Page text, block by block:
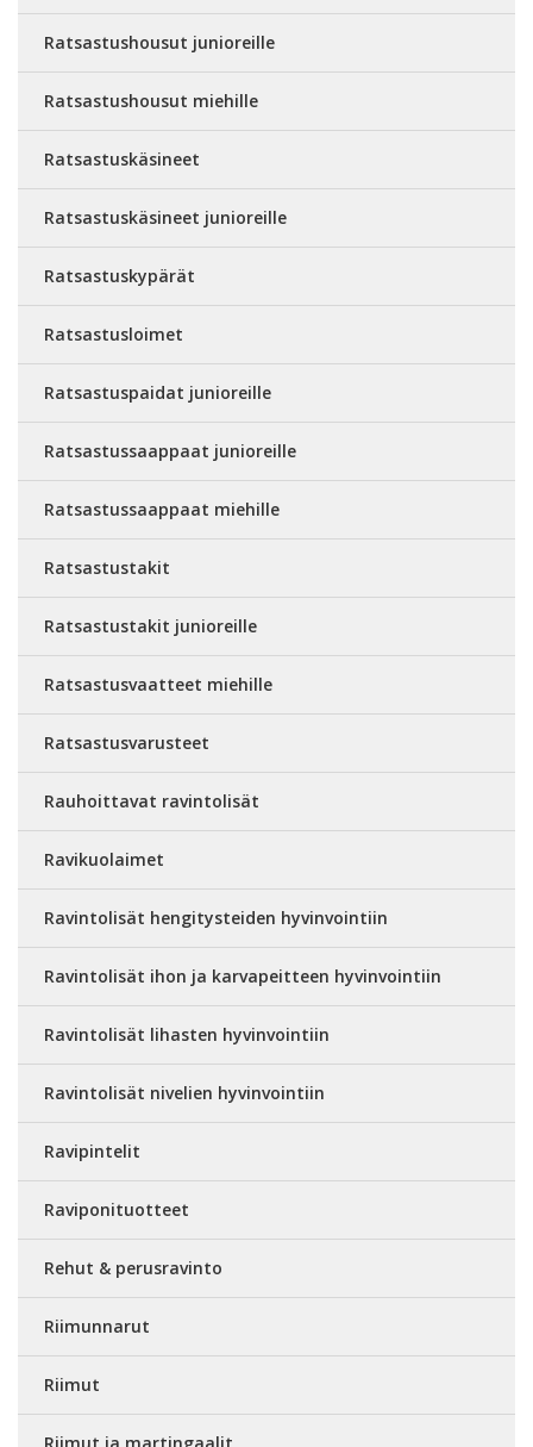
Ratsastushousut junioreille
Ratsastushousut miehille
Ratsastuskäsineet
Ratsastuskäsineet junioreille
Ratsastuskypärät
Ratsastusloimet
Ratsastuspaidat junioreille
Ratsastussaappaat junioreille
Ratsastussaappaat miehille
Ratsastustakit
Ratsastustakit junioreille
Ratsastusvaatteet miehille
Ratsastusvarusteet
Rauhoittavat ravintolisät
Ravikuolaimet
Ravintolisät hengitysteiden hyvinvointiin
Ravintolisät ihon ja karvapeitteen hyvinvointiin
Ravintolisät lihasten hyvinvointiin
Ravintolisät nivelien hyvinvointiin
Ravipintelit
Raviponituotteet
Rehut & perusravinto
Riimunnarut
Riimut